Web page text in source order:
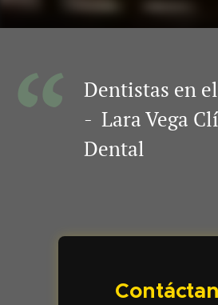
Dentistas en
- Lara Vega
Dental